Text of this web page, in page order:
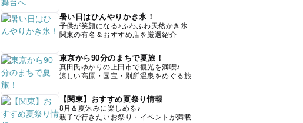
暑い日はひんやりかき氷！
子供が笑顔になる♪ふわふわ天然かき氷
関東の有名＆おすすめ店を厳選紹介
東京から90分のまちで夏旅！
真田氏ゆかりの上田市で観光を満喫♪
涼しい高原・国宝・別所温泉をめぐる旅
【関東】おすすめ夏祭り情報
8月＆夏休みに楽しめる♪
親子で行きたいお祭り・イベントが満載